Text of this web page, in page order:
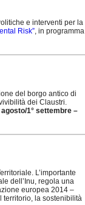
e interventi per la
Risk”, in programma
del borgo antico di
dei Claustri.
1° settembre –
L’importante
dell’Inu, regola una
europea 2014 –
territorio, la sostenibilità